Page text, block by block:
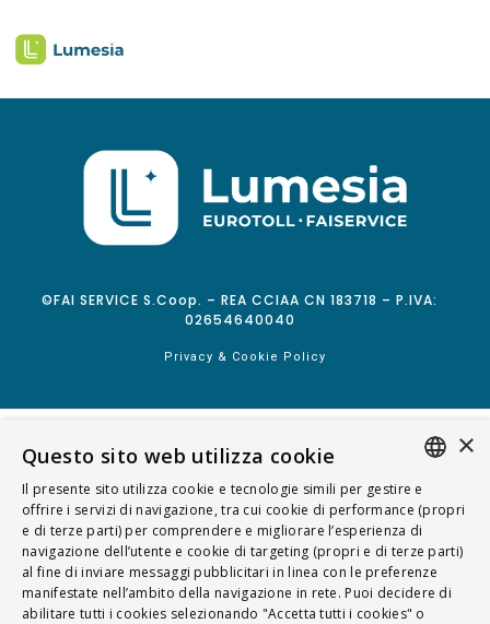
©FAI SERVICE S.Coop. – REA CCIAA CN 183718 – P.IVA:
02654640040
Privacy & Cookie Policy
ITALIAN
ENGLISH
FRENCH
HUNGARIAN
×
Questo sito web utilizza cookie
Il presente sito utilizza cookie e tecnologie simili per gestire e
offrire i servizi di navigazione, tra cui cookie di performance (propri
e di terze parti) per comprendere e migliorare l’esperienza di
navigazione dell’utente e cookie di targeting (propri e di terze parti)
al fine di inviare messaggi pubblicitari in linea con le preferenze
manifestate nell’ambito della navigazione in rete. Puoi decidere di
abilitare tutti i cookies selezionando "Accetta tutti i cookies" o